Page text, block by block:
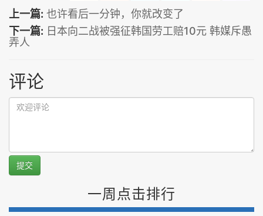
上一篇: 也许看后一分钟，你就改变了
下一篇: 日本向二战被强征韩国劳工赔10元 韩媒斥愚
弄人
评论
提交
一周点击排行